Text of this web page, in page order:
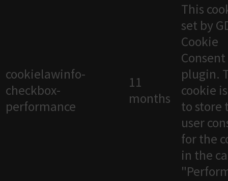
cookielawinfo-
checkbox-
performance
11
months
This
set by
Cookie
Consent
plugin.
cookie
to store
user
for the
in the